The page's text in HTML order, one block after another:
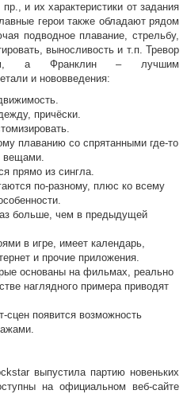
и их характеристики от задания
герои также обладают рядом
подводное плавание, стрельбу,
выносливость и т.п. Тревор
а Франклин – лучшим
и нововведения:
причёски.
плаванию со спрятанными где-то
вещами.
прямо из сингла.
по-разному, плюс ко всему
больше, чем в предыдущей
в игре, имеет календарь,
и прочие приложения.
основаны на фильмах, реально
наглядного примера приводят
появится возможность
выпустила партию новеньких
на официальном веб-сайте